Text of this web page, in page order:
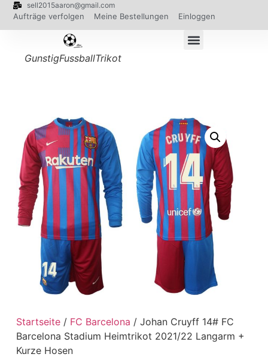
sell2015aaron@gmail.com
Aufträge verfolgen Meine Bestellungen Einloggen
GunstigFussballTrikot
Startseite/ FC Barcelona / Johan Cruyff 14# FC
Barcelona Stadium Heimtrikot 2021/22 Langarm +
Kurze Hosen